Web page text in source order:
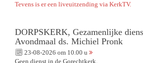
Tevens is er een liveuitzending via KerkTV.
DORPSKERK, Gezamenlijke
Avondmaal ds. Michiel Pronk
23-08-2026 om 10.00 u
Geen dienst in de Gorechtkerk.